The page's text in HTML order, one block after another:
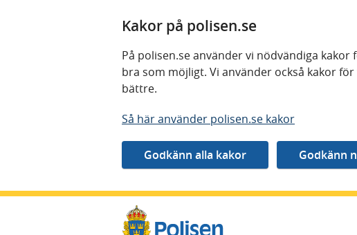
Kakor på polisen.se
På polisen.se använder vi nödvändiga
bra som möjligt. Vi använder också kakor
bättre.
Så här använder polisen.se kakor